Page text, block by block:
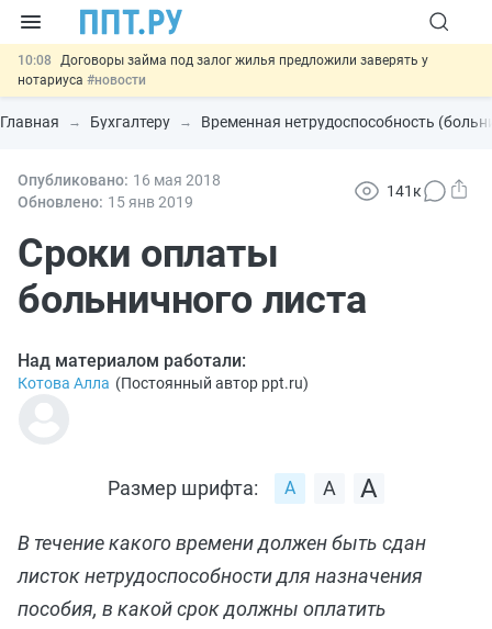
10:08
Договоры займа под залог жилья предложили заверять у
нотариуса #новости
00:01
10 августа: важные документы, вступающие в силу сегодня
#новости
07.08 Дистанционную работу беременных пропишут в ТК РФ #новости
отношений
Главная Бухгалтеру Временная нетрудоспособность
Опубликовано: 16 мая 2018
Обновлено: 15 янв2019
141к
Сроки оплаты
больничного листа
Над материалом работали:
Котова Алла (Постоянный автор ppt.ru)
Размер шрифта:
В течение какого времени должен быть сдан
листок нетрудоспособности для назначения
пособия, в какой срок должны оплатить